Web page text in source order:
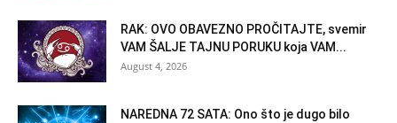
RAK: OVO OBAVEZNO PROČITAJTE, svemir
VAM ŠALJE TAJNU PORUKU koja VAM...
August 4, 2026
NAREDNA 72 SATA: Ono što je dugo bilo